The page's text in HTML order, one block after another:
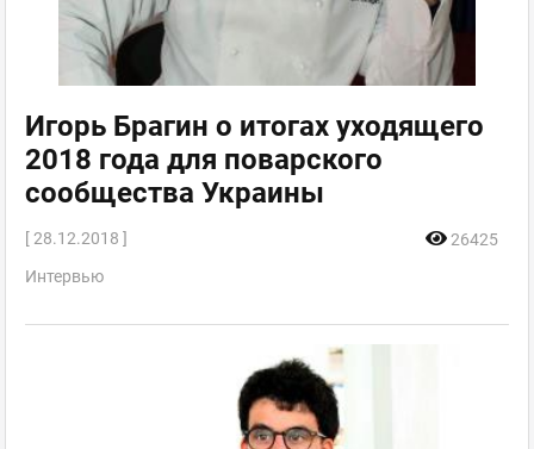
Игорь Брагин о итогах уходящего
2018 года для поварского
сообщества Украины
[ 28.12.2018 ]
26425
Интервью